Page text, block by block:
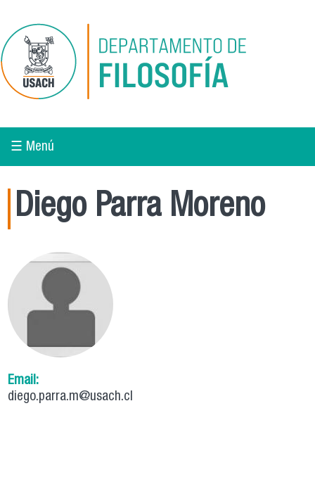
☰ Menú
Diego Parra Moreno
Email:
diego.parra.m@usach.cl